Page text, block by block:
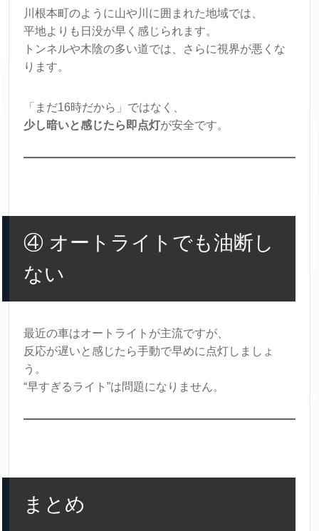
川根本町のように山や川に囲まれた地域では、
平地よりも日没が早く感じられます。
トンネルや木陰の多い道では、さらに視界が悪くな
ります。
「まだ16時だから」ではなく、
少し暗いと感じたら即点灯が安全です。
④ オートライトでも油断し
ない
最近の車はオートライトが主流ですが、
反応が遅いと感じたら手動で早めに点灯しましょ
う。
“早すぎるライト”は問題になりません。
まとめ